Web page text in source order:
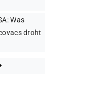
Was
droht